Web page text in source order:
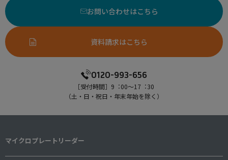
お問い合わせはこちら
資料請求はこちら
0120-993-656
［受付時間］9︓00〜17︓30
（⼟・⽇・祝⽇・年末年始を除く）
マイクロプレートリーダー